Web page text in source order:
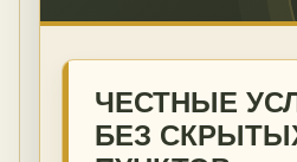
ЧЕСТНЫЕ
БЕЗ